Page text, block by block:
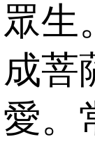
眾生
成菩
愛。